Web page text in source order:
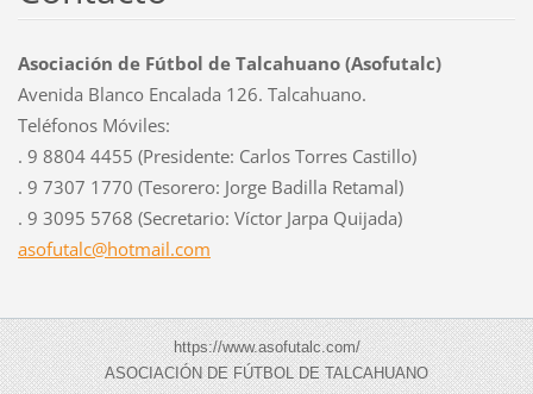
Asociación de Fútbol de Talcahuano (Asofutalc)
Avenida Blanco Encalada 126. Talcahuano.
Teléfonos Móviles:
. 9 8804 4455 (Presidente: Carlos Torres Castillo)
. 9 7307 1770 (Tesorero: Jorge Badilla Retamal)
. 9 3095 5768 (Secretario: Víctor Jarpa Quijada)
asofutalc@hotmail.com
https://www.asofutalc.com/
ASOCIACIÓN DE FÚTBOL DE TALCAHUANO